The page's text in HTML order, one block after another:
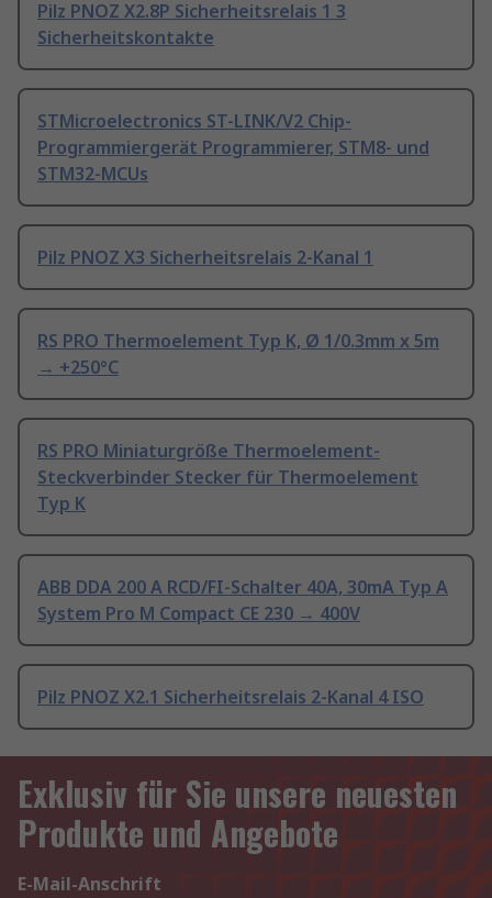
Pilz PNOZ X2.8P Sicherheitsrelais 1 3
Sicherheitskontakte
STMicroelectronics ST-LINK/V2 Chip-
Programmiergerät Programmierer, STM8- und
STM32-MCUs
Pilz PNOZ X3 Sicherheitsrelais 2-Kanal 1
RS PRO Thermoelement Typ K, Ø 1/0.3mm x 5m
→ +250°C
RS PRO Miniaturgröße Thermoelement-
Steckverbinder Stecker für Thermoelement
Typ K
ABB DDA 200 A RCD/FI-Schalter 40A, 30mA Typ A
System Pro M Compact CE 230 → 400V
Pilz PNOZ X2.1 Sicherheitsrelais 2-Kanal 4 ISO
Exklusiv für Sie unsere neuesten
Produkte und Angebote
E-Mail-Anschrift